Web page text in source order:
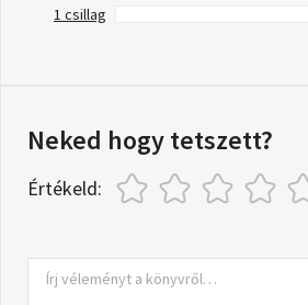
1 csillag
Neked hogy tetszett?
Értékeld: